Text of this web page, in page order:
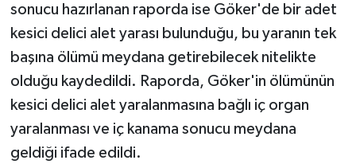
sonucu hazırlanan raporda ise Göker'de bir adet
kesici delici alet yarası bulunduğu, bu yaranın tek
başına ölümü meydana getirebilecek nitelikte
olduğu kaydedildi. Raporda, Göker'in ölümünün
kesici delici alet yaralanmasına bağlı iç organ
yaralanması ve iç kanama sonucu meydana
geldiği ifade edildi.